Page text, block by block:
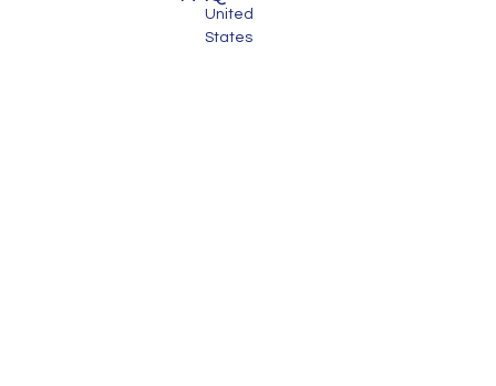
United
States